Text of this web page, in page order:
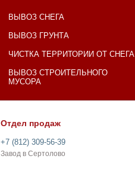
ВЫВОЗ СНЕГА
ВЫВОЗ ГРУНТА
ЧИСТКА ТЕРРИТОРИИ ОТ СНЕГА
ВЫВОЗ СТРОИТЕЛЬНОГО
МУСОРА
Отдел продаж
+7 (812) 309-56-39
Завод в Сертолово